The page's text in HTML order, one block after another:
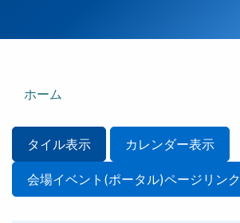
ホーム
タイル表示 カレンダー表示
会場イベント(ポータル)ページリンク